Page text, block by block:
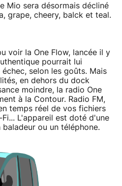
Mio sera désormais décliné
grape, cheery, balck et teal.
voir la One Flow, lancée il y
pourrait lui
selon les goûts. Mais
en dehors du dock
moindre, la radio One
à la Contour. Radio FM,
temps réel de vos fichiers
L'appareil est doté d'une
ou un téléphone.